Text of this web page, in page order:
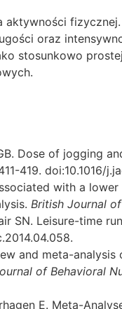
oraz
stosunkowo
Dose of jogging
419. doi:10.1016/
with a
British Journal
SN. Leisure-time
and meta-
of Behavioral
E. Meta-